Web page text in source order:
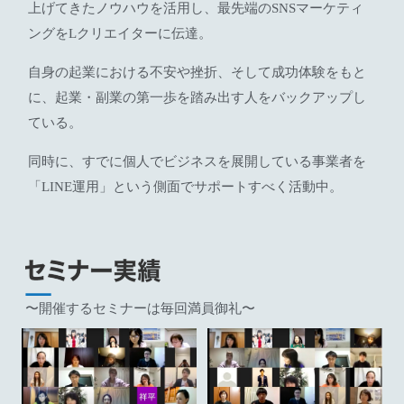
上げてきたノウハウを活用し、最先端のSNSマーケティ
ングをLクリエイターに伝達。
自身の起業における不安や挫折、そして成功体験をもと
に、起業・副業の第一歩を踏み出す人をバックアップし
ている。
同時に、すでに個人でビジネスを展開している事業者を
「LINE運用」という側面でサポートすべく活動中。
〜開催するセミナーは毎回満員御礼〜